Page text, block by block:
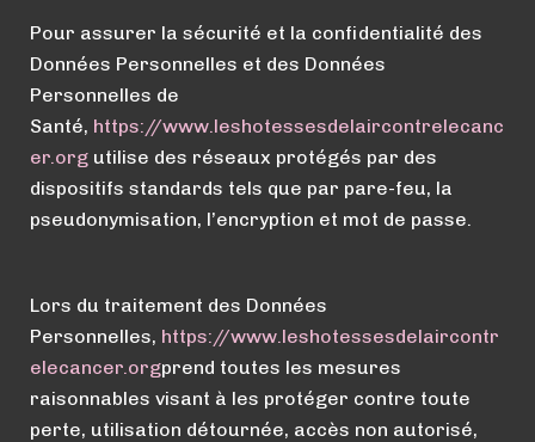
Pour assurer la sécurité et la confidentialité des
Données Personnelles et des Données
Personnelles de
Santé, https://www.leshotessesdelaircontrelecanc
er.org utilise des réseaux protégés par des
dispositifs standards tels que par pare-feu, la
pseudonymisation, l’encryption et mot de passe.
Lors du traitement des Données
Personnelles, https://www.leshotessesdelaircontr
elecancer.orgprend toutes les mesures
raisonnables visant à les protéger contre toute
perte, utilisation détournée, accès non autorisé,